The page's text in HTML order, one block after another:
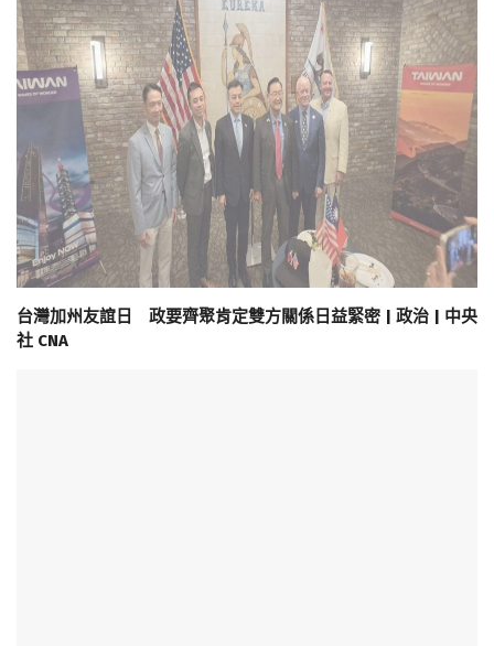
台灣加州友誼日 政要齊聚肯定雙方關係日益緊密 | 政治 | 中央
社 CNA